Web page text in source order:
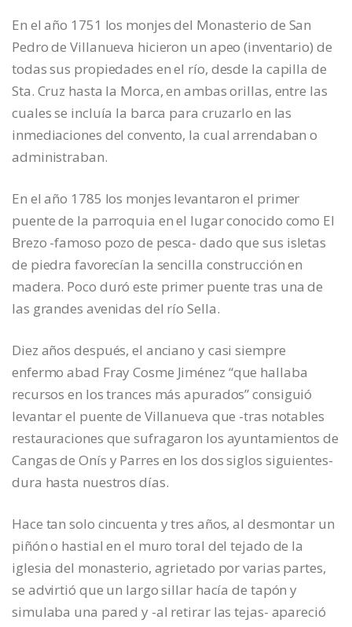
En el año 1751 los monjes del Monasterio de San
Pedro de Villanueva hicieron un apeo (inventario) de
todas sus propiedades en el río, desde la capilla de
Sta. Cruz hasta la Morca, en ambas orillas, entre las
cuales se incluía la barca para cruzarlo en las
inmediaciones del convento, la cual arrendaban o
administraban.
En el año 1785 los monjes levantaron el primer
puente de la parroquia en el lugar conocido como El
Brezo -famoso pozo de pesca- dado que sus isletas
de piedra favorecían la sencilla construcción en
madera. Poco duró este primer puente tras una de
las grandes avenidas del río Sella.
Diez años después, el anciano y casi siempre
enfermo abad Fray Cosme Jiménez “que hallaba
recursos en los trances más apurados” consiguió
levantar el puente de Villanueva que -tras notables
restauraciones que sufragaron los ayuntamientos de
Cangas de Onís y Parres en los dos siglos siguientes-
dura hasta nuestros días.
Hace tan solo cincuenta y tres años, al desmontar un
piñón o hastial en el muro toral del tejado de la
iglesia del monasterio, agrietado por varias partes,
se advirtió que un largo sillar hacía de tapón y
simulaba una pared y -al retirar las tejas- apareció